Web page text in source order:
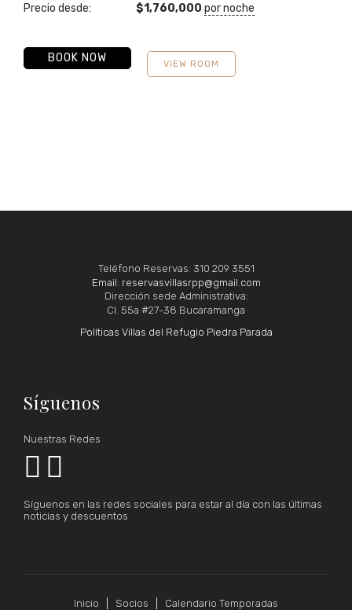
Precio desde: $1,760,000 por noche
VIEW ROOM
BOOK NOW
Teléfono Reservas: 310 209 3551
Email: reservasvillasrpp@gmail.com
Dirección sede Administrativa:
Cl. 55a #27-38 Bucaramanga
Políticas Villas del Refugio Piedra Parada
Síguenos
Nuestras Redes
 
Síguenos en las redes sociales para estar al día con las últimas
noticias y descuentos
Inicio Socios Calendario Temporadas